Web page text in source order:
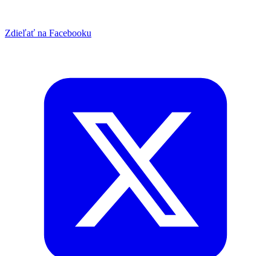
Zdieľať na Facebooku